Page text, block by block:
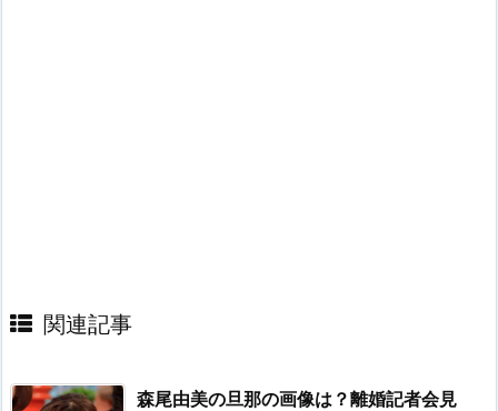
関連記事
森尾由美の旦那の画像は？離婚記者会見